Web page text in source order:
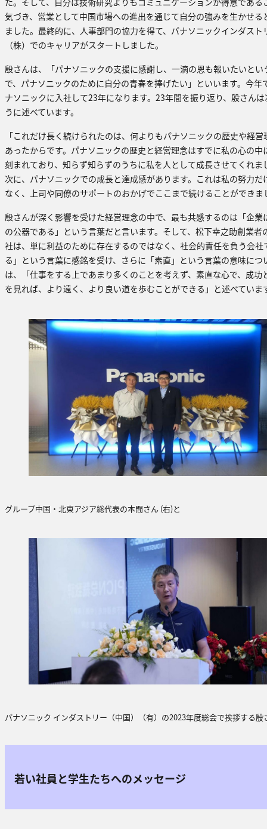
気づき、営業として中国市場への進出を通じて自分の強みを生かせる
ました。最終的に、人事部門の協力を得て、パナソニックインダスト
（株）でのキャリアがスタートしました。
殷さんは、「パナソニックの支援に感謝し、一滴の恩も報いたいとい
で、パナソニックのために自分の青春を捧げたい」といいます。今年
ナソニックに入社して23年になります。23年間を振り返り、殷さん
うに述べています。
「これだけ長く続けられたのは、何よりもパナソニックの歴史や経営
あったからです。パナソニックの歴史と経営理念はすでに私の心の中
刻まれており、知らず知らずのうちに私を人として成長させてくれま
次に、パナソニックでの成長と達成感があります。これは私の努力だ
なく、上司や同僚のサポートのおかげでここまで続けることができま
殷さんが深く影響を受けた経営理念の中で、最も共感するのは「企業
の公器である」という言葉だと言います。そして、松下幸之助創業者
社は、単に利益のために存在するのではなく、社会的責任を負う会社
る」という言葉に感銘を受け、さらに「素直」という言葉の意味につ
は、「仕事をする上であまり多くのことを考えず、素直な心で、成功
を見れば、より遠く、より良い道を歩むことができる」と述べていま
グループ中国・北東アジア総代表の本間さん (右)と
パナソニック インダストリー（中国）（有）の2023年度総会で挨拶する殷
若い社員と学生たちへのメッセージ